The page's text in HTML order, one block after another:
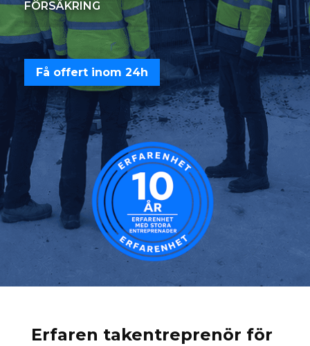
FÖRSÄKRING
Få offert inom 24h
Erfaren takentreprenör för